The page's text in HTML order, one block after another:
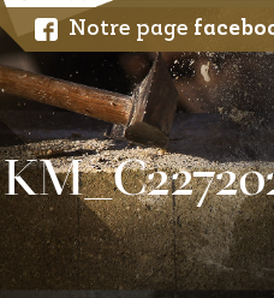
Notre page